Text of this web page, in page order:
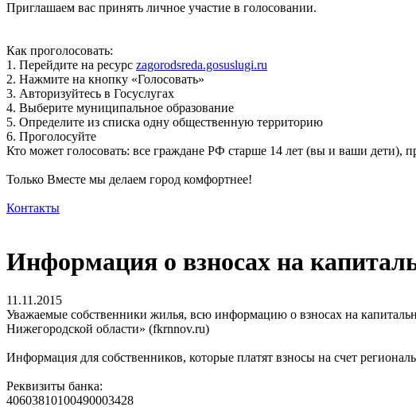
Приглашаем вас принять личное участие в голосовании.
Как проголосовать:
1. Перейдите на ресурс zagorodsreda.gosuslugi.ru
2. Нажмите на кнопку «Голосовать»
3. Авторизуйтесь в Госуслугах
4. Выберите муниципальное образование
5. Определите из списка одну общественную территорию
6. Проголосуйте
Кто может голосовать: все граждане РФ старше 14 лет (вы и ваши дети),
Только Вместе мы делаем город комфортнее!
Контакты
Информация о взносах на
11.11.2015
Уважаемые собственники жилья, всю информацию о взносах на
Нижегородской области» (fkrnnov.ru)
Информация для собственников, которые платят взносы на счет
Реквизиты банка:
40603810100490003428